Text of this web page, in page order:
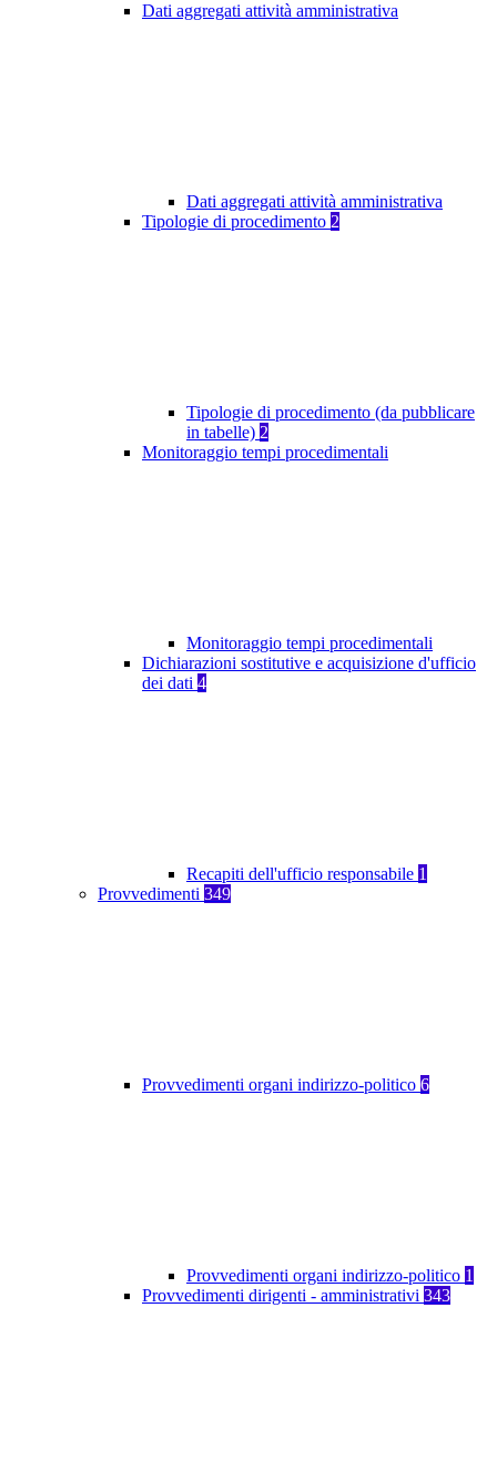
Dati aggregati attività amministrativa
Dati aggregati attività amministrativa
Tipologie di procedimento 2
Tipologie di procedimento (da pubblicare
in tabelle) 2
Monitoraggio tempi procedimentali
Monitoraggio tempi procedimentali
Dichiarazioni sostitutive e acquisizione d'ufficio
dei dati 4
Recapiti dell'ufficio responsabile 1
Provvedimenti 349
Provvedimenti organi indirizzo-politico 6
Provvedimenti organi indirizzo-politico 1
Provvedimenti dirigenti - amministrativi 343